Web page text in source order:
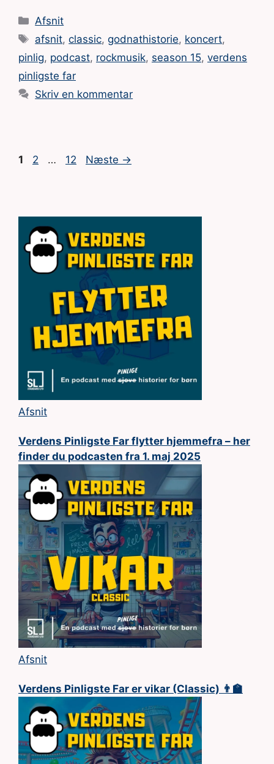
Kategorier
Afsnit
Tags
afsnit,classic,godnathistorie, koncert,
pinlig, podcast, rockmusik, season 15, verdens
pinligste far
Skriv en kommentar
Side
1 Side
2 … Side
12 Næste →
Afsnit
Verdens Pinligste Far flytter hjemmefra – her
finder du podcasten fra 1. maj 2025
Afsnit
Verdens Pinligste Far er vikar (Classic) 👨‍🏫